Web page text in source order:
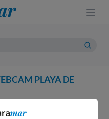
PLAYA DE
METEOROLOGÍA